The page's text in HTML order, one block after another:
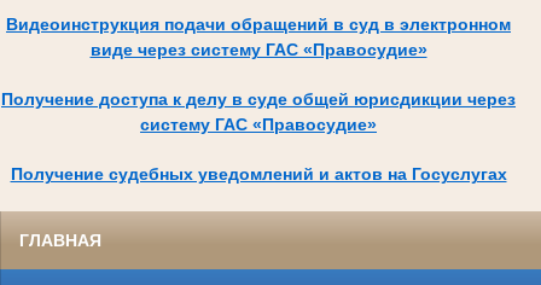
Видеоинструкция подачи обращений в суд в электронном
виде через систему ГАС «Правосудие»
Получение доступа к делу в суде общей юрисдикции через
систему ГАС «Правосудие»
Получение судебных уведомлений и актов на Госуслугах
ГЛАВНАЯ